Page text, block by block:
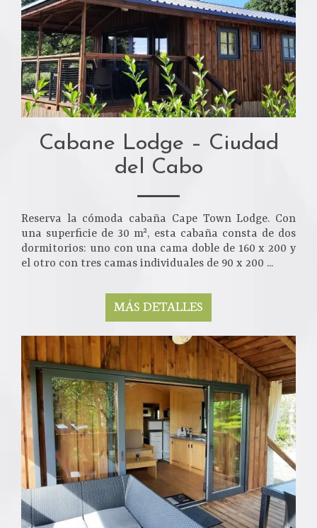
Cabane Lodge – Ciudad
del Cabo
Reserva la cómoda cabaña Cape Town Lodge. Con
una superficie de 30 m², esta cabaña consta de dos
dormitorios: uno con una cama doble de 160 x 200 y
el otro con tres camas individuales de 90 x 200 ...
MÁS DETALLES